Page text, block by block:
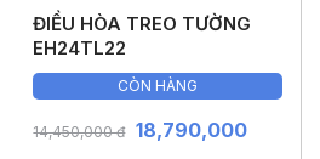
ĐIỀU HÒA TREO TƯỜNG
EH24TL22
CÒN HÀNG
14,450,000 đ 18,790,000